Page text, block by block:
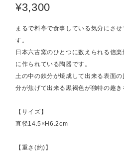
¥3,300
まるで料亭で食事している気分にさ
す。
日本六古窯のひとつに数えられる信
に作られている陶器です。
土の中の鉄分が焼成して出来る表面
分が焦げて出来る黒褐色が独特の趣き
【サイズ】
直径14.5×H6.2cm
【重さ(約)】